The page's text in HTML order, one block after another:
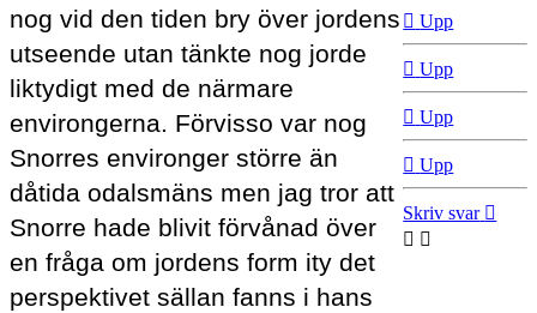
nog vid den tiden bry över jordens
utseende utan tänkte nog jorde
liktydigt med de närmare
environgerna. Förvisso var nog
Snorres environger större än
dåtida odalsmäns men jag tror att
Snorre hade blivit förvånad över
en fråga om jordens form ity det
perspektivet sällan fanns i hans
Upp
Upp
Upp
Upp
Skriv svar